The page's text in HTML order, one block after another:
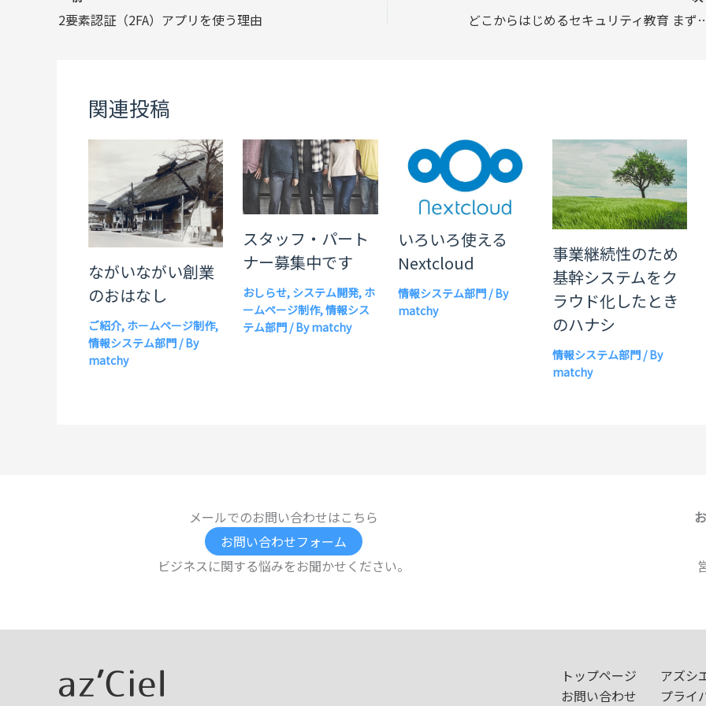
2要素認証（2FA）アプリを使う理由 どこからはじめるセ
関連投稿
ながいながい創業
のおはなし
ご紹介, ホームページ制作,
情報システム部門 / By
matchy
スタッフ・パート
ナー募集中です
おしらせ, システム開発, ホ
ームページ制作,情報シス
テム部門 / Bymatchy
いろいろ使える
Nextcloud
情報システム部門/ By
matchy
事業継続性のため
基幹システムをク
ラウド化したとき
のハナシ
情報システム部門/ By
matchy
メールでのお問い合わせはこちら
お問い合わせフォーム
ビジネスに関する悩みをお聞かせください。
トップページ アズシ
お問い合わせ
プライ